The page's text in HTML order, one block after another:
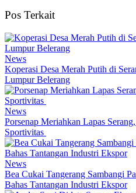
Pos Terkait
News
Koperasi Desa Merah Putih di
Lumpur Belerang
News
Porsenap Meriahkan Lapas
Sportivitas
News
Bea Cukai Tangerang Sambangi
Bahas Tantangan Industri Ekspor